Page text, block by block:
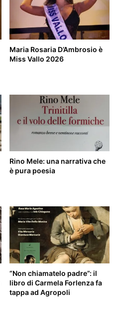
Maria Rosaria D’Ambrosio è
Miss Vallo 2026
Rino Mele: una narrativa che
è pura poesia
“Non chiamatelo padre”: il
libro di Carmela Forlenza fa
tappa ad Agropoli